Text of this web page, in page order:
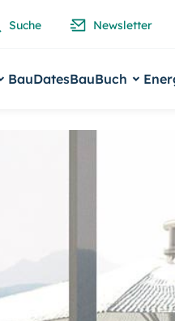
Suche Newsletter
BauDatesBauBuch